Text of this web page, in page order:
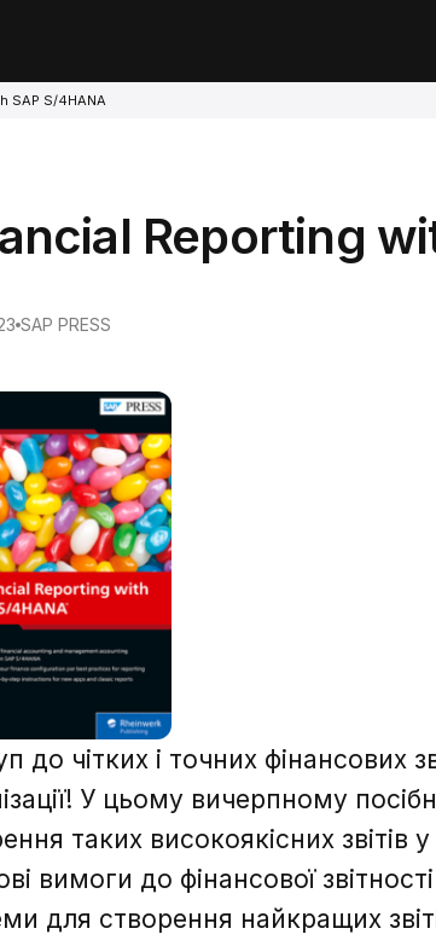
SAP S/4HANA
Reporting
SAP PRESS
до чітких і точних фінансових
У цьому вичерпному
таких високоякісних звітів
вимоги до фінансової
для створення найкращих